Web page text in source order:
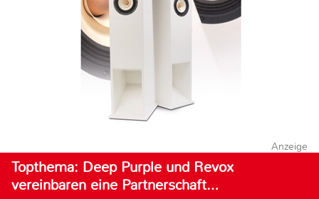
Anzeige
Topthema: Deep Purple und Revox
vereinbaren eine Partnerschaft…